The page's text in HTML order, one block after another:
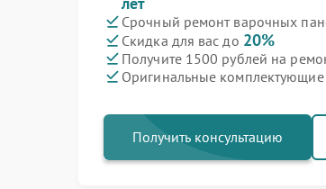
Срочный ремонт варочных
Скидка для вас до 20%
Получите 1500 рублей на
Оригинальные
Получить консультацию